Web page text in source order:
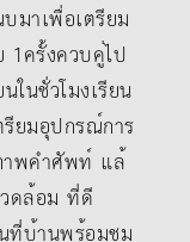
าเพื่อเตรียม
1ครั้งควบคู่ไป
ในชั่วโมงเรียน
ยมอุปกรณ์การ
าพคําศัพท์ แล้
ดล้อม ที่ดี
ที่บ้านพร้อมชม